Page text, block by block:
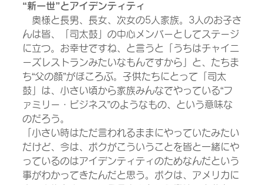
“新一世”とアイデンティティ
奥様と長男、長女、次女の5人家族。3人のお子さ
んは皆、「司太鼓」の中心メンバーとしてステージ
に立つ。お幸せですね、と言うと「うちはチャイニ
ーズレストランみたいなもんですから」と、たちま
ち“父の顔”がほころぶ。子供たちにとって「司太
鼓」は、小さい頃から家族みんなでやっている“フ
ァミリー・ビジネス”のようなもの、という意味な
のだろう。
「小さい時はただ言われるままにやっていたみたい
だけど、今は、ボクがこういうことを皆と一緒にや
っているのはアイデンティティのためなんだという
事がわかってきたんだと思う。ボクは、アメリカに